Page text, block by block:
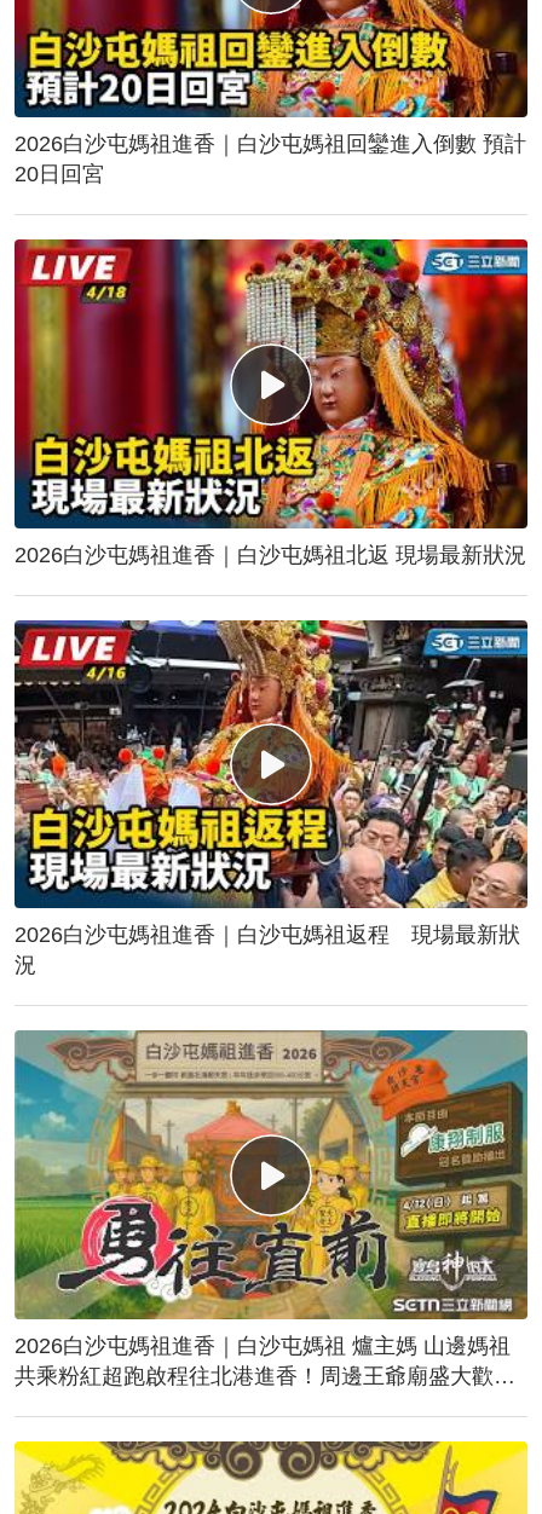
2026白沙屯媽祖進香｜白沙屯媽祖回鑾進入倒數 預計
20日回宮
2026白沙屯媽祖進香｜白沙屯媽祖北返 現場最新狀況
2026白沙屯媽祖進香｜白沙屯媽祖返程 現場最新狀
況
2026白沙屯媽祖進香｜白沙屯媽祖 爐主媽 山邊媽祖
共乘粉紅超跑啟程往北港進香！周邊王爺廟盛大歡